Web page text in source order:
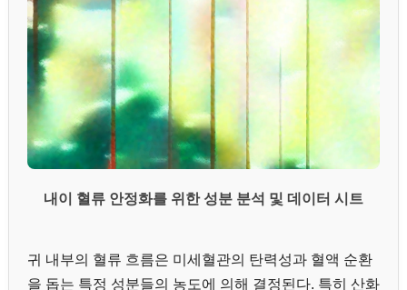
내이 혈류 안정화를 위한 성분 분석 및 데이터 시트
귀 내부의 혈류 흐름은 미세혈관의 탄력성과 혈액 순환
을 돕는 특정 성분들의 농도에 의해 결정된다. 특히 산화